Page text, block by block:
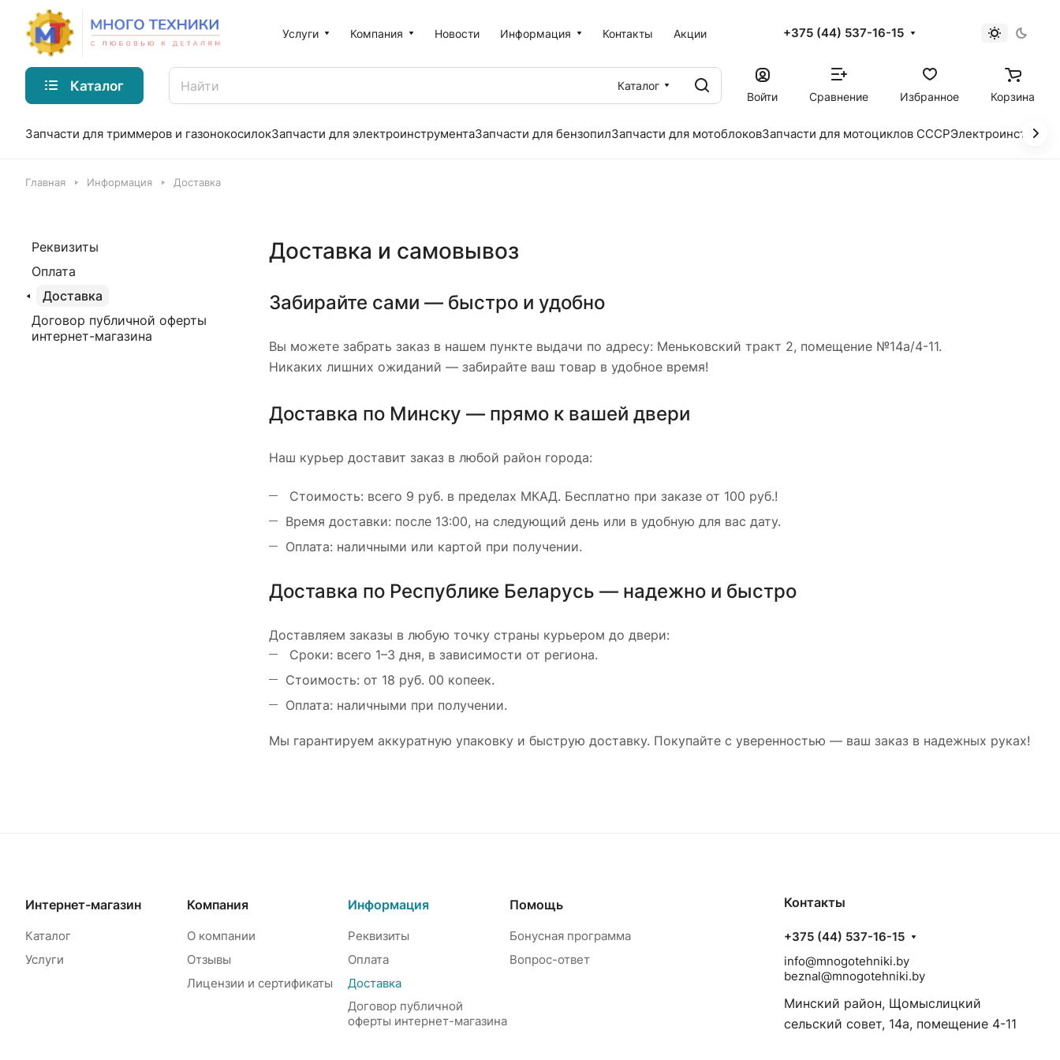
Услуги Компания Новости Информация Контакты Акции +375 (44) 537-16-15
Каталог
Каталог
Войти
Сравнение Избранное Корзина
Запчасти для триммеров и газонокосилокЗапчасти для электроинструментаЗапчасти для бензопилЗапчасти для мотоблоковЗапчасти для мотоциклов СССР
Главная Информация Доставка
Доставка и самовывоз
Забирайте сами — быстро и удобно
Вы можете забрать заказ в нашем пункте выдачи по адресу: Меньковский тракт 2, помещение №14а/4-11.
Никаких лишних ожиданий — забирайте ваш товар в удобное время!
Доставка по Минску — прямо к вашей двери
Наш курьер доставит заказ в любой район города:
Стоимость: всего 9 руб. в пределах МКАД. Бесплатно при заказе от 100 руб.!
Время доставки: после 13:00, на следующий день или в удобную для вас дату.
Оплата: наличными или картой при получении.
Доставка по Республике Беларусь — надежно и быстро
Доставляем заказы в любую точку страны курьером до двери:
Сроки: всего 1–3 дня, в зависимости от региона.
Стоимость: от 18 руб. 00 копеек.
Оплата: наличными при получении.
Мы гарантируем аккуратную упаковку и быструю доставку. Покупайте с уверенностью — ваш заказ в надежных руках!
Реквизиты
Оплата
Доставка
Договор публичной оферты
интернет-магазина
Интернет-магазин
Каталог
Услуги
Компания
О компании
Отзывы
Лицензии и сертификаты
Информация
Реквизиты
Оплата
Доставка
Договор публичной
оферты интернет-магазина
Помощь
Бонусная программа
Вопрос-ответ
Контакты
+375 (44) 537-16-15
info@mnogotehniki.by
beznal@mnogotehniki.by
Минский район, Щомыслицкий
сельский совет, 14а, помещение 4-11